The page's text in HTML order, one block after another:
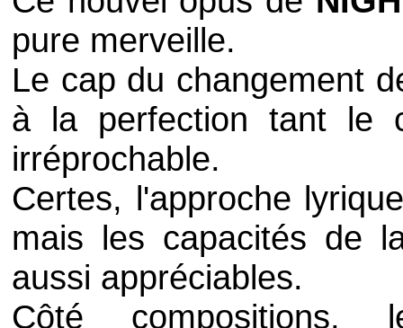
pure merveille.
Le cap du changement
à la perfection tant le
irréprochable.
Certes, l'approche
mais les capacités de
aussi appréciables.
Côté compositions,